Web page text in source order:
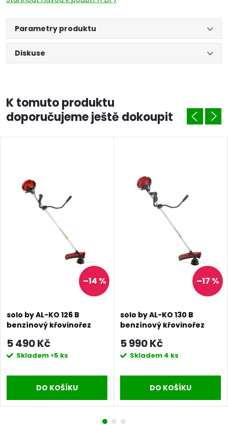
Parametry produktu
Diskuse
K tomuto produktu
doporučujeme ještě dokoupit
–14 %
solo by AL-KO 126 B
benzínový křovinořez
5 490 Kč
Skladem >5 ks
DO KOŠÍKU
–17 %
solo by AL-KO 130 B
benzínový křovinořez
5 990 Kč
Skladem 4 ks
DO KOŠÍKU